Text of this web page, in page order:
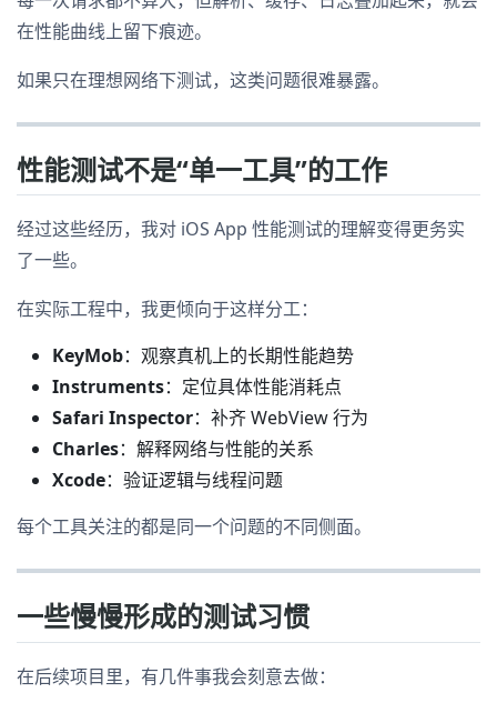
在性能曲线上留下痕迹。
如果只在理想网络下测试，这类问题很难暴露。
性能测试不是“单一工具”的工作
经过这些经历，我对 iOS App 性能测试的理解变得更务实
了一些。
在实际工程中，我更倾向于这样分工：
KeyMob：观察真机上的长期性能趋势
Instruments：定位具体性能消耗点
Safari Inspector：补齐 WebView 行为
Charles：解释网络与性能的关系
Xcode：验证逻辑与线程问题
每个工具关注的都是同一个问题的不同侧面。
一些慢慢形成的测试习惯
在后续项目里，有几件事我会刻意去做：